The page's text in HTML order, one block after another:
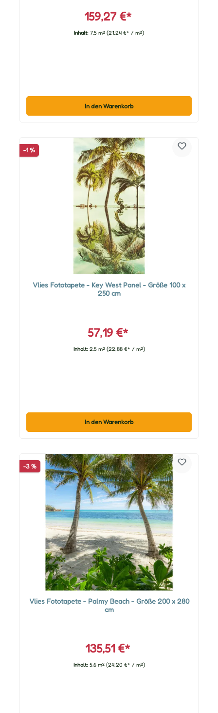
159,27 €*
Inhalt: 7.5 m² (21,24 €* / m²)
In den Warenkorb
-1 %
Vlies Fototapete - Key West Panel - Größe 100 x
250 cm
57,19 €*
Inhalt: 2.5 m² (22,88 €* / m²)
In den Warenkorb
-3 %
Vlies Fototapete - Palmy Beach - Größe 200 x 280
cm
135,51 €*
Inhalt: 5.6 m² (24,20 €* / m²)